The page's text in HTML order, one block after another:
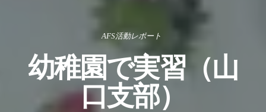
AFS活動レポート
幼稚園で実習（山
口支部）